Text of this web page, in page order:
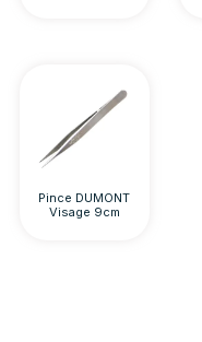
Pince DUMONT
Visage 9cm